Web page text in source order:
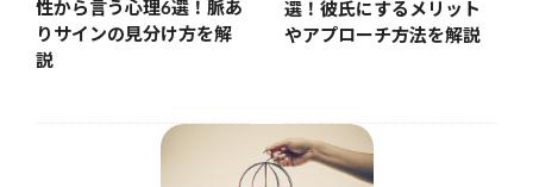
性から言う心理6選！脈あ
りサインの見分け方を解
説
選！彼氏にするメリット
やアプローチ方法を解説